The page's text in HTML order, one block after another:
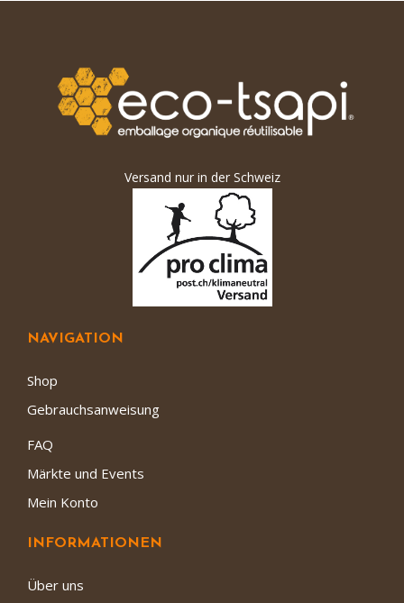
Versand nur in der Schweiz
NAVIGATION
Shop
Gebrauchsanweisung
FAQ
Märkte und Events
Mein Konto
INFORMATIONEN
Über uns